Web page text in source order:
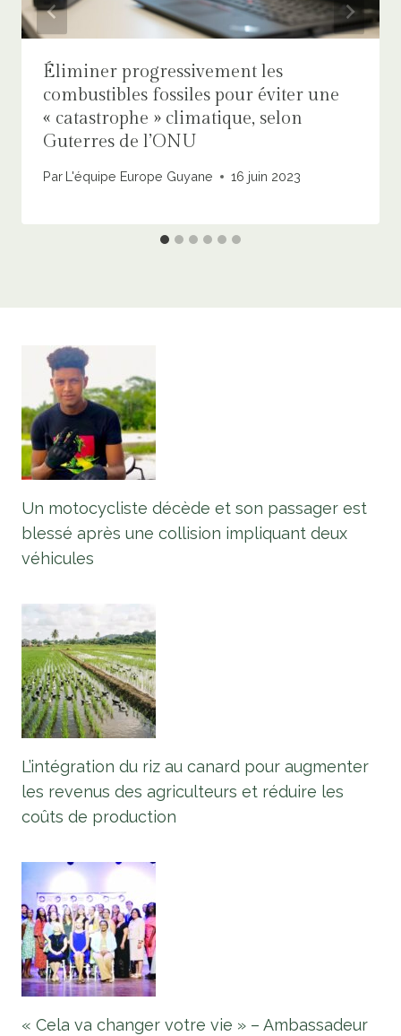
Éliminer progressivement les
combustibles fossiles pour éviter une
« catastrophe » climatique, selon
Guterres de l’ONU
Par L'équipe Europe Guyane 16 juin 2023
Un motocycliste décède et son passager est
blessé après une collision impliquant deux
véhicules
L’intégration du riz au canard pour augmenter
les revenus des agriculteurs et réduire les
coûts de production
« Cela va changer votre vie » – Ambassadeur